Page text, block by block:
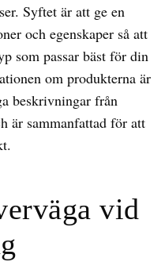
Syftet är att ge en
och egenskaper så att
som passar bäst för din
om produkterna är
beskrivningar från
är sammanfattad för att
vid